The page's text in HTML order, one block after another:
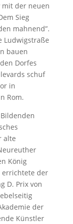
mit der neuen
Sieg
mahnend”.
Ludwigstraße
bauen
Dorfes
schuf
in
Rom.
alte
König
errichtete der
D. Prix von
der
Künstler